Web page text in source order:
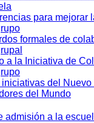
para mejorar
formales de
a la Iniciativa de
iniciativas del Nuevo
del Mundo
admisión a la